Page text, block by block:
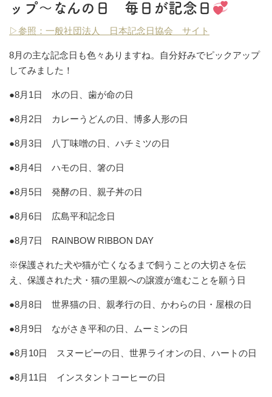
ップ～なんの日 毎日が記念日
▷参照：一般社団法人 日本記念日協会 サイト
8月の主な記念日も色々ありますね。自分好みでピックアップ
してみました！
●8月1日 水の日、歯が命の日
●8月2日 カレーうどんの日、博多人形の日
●8月3日 八丁味噌の日、ハチミツの日
●8月4日 ハモの日、箸の日
●8月5日 発酵の日、親子丼の日
●8月6日 広島平和記念日
●8月7日 RAINBOW RIBBON DAY
※保護された犬や猫が亡くなるまで飼うことの大切さを伝
え、保護された犬・猫の里親への譲渡が進むことを願う日
●8月8日 世界猫の日、親孝行の日、かわらの日・屋根の日
●8月9日 ながさき平和の日、ムーミンの日
●8月10日 スヌーピーの日、世界ライオンの日、ハートの日
●8月11日 インスタントコーヒーの日